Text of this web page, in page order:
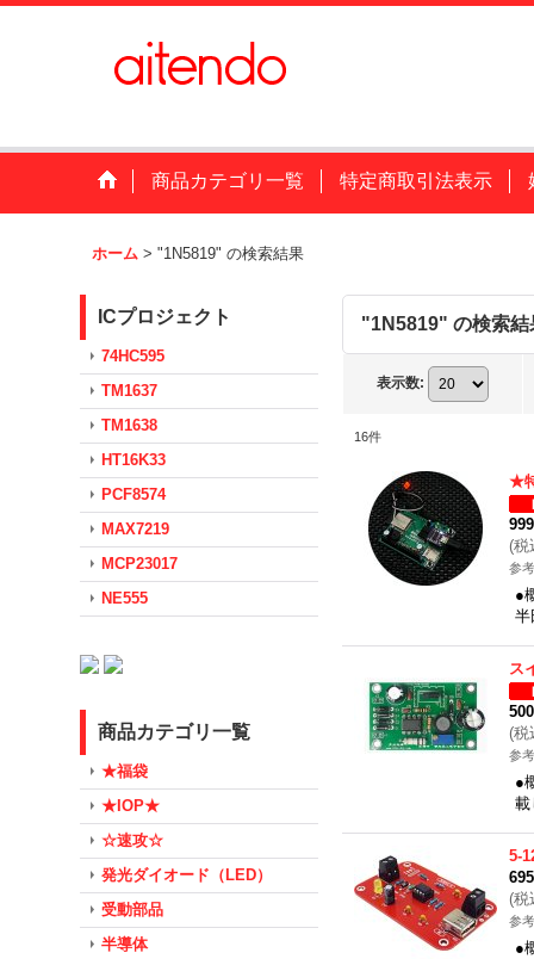
商品カテゴリ一覧 特定商取引法表示
ホーム > "1N5819" の検索結果
ICプロジェクト
74HC595
TM1637
TM1638
HT16K33
PCF8574
MAX7219
MCP23017
NE555
商品カテゴリ一覧
★福袋
★IOP★
☆速攻☆
発光ダイオード（LED）
受動部品
半導体
"1N5819" の検索結
表示数:
16件
★
(税
参
●
半
ス
(税
参
●
載
5-
(税
参
●